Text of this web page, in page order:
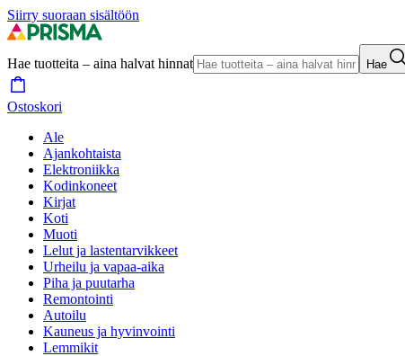
Siirry suoraan sisältöön
Hae tuotteita – aina halvat hinnat Hae
Ostoskori
Ale
Ajankohtaista
Elektroniikka
Kodinkoneet
Kirjat
Koti
Muoti
Lelut ja lastentarvikkeet
Urheilu ja vapaa-aika
Piha ja puutarha
Remontointi
Autoilu
Kauneus ja hyvinvointi
Lemmikit